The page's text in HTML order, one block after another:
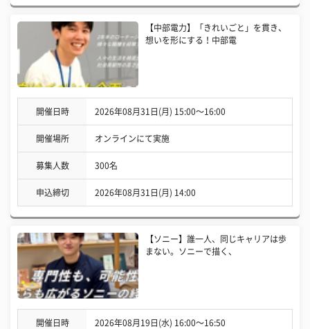
【中部電力】「きれいごと」を貫き、
想いを形にする！中部電
開催日時 2026年08月31日(月) 15:00〜16:00
開催場所 オンラインにて実施
募集人数 300名
申込締切 2026年08月31日(月) 14:00
【ソニー】誰一人、同じキャリアは歩
まない。ソニーで描く、
開催日時 2026年08月19日(水) 16:00〜16:50